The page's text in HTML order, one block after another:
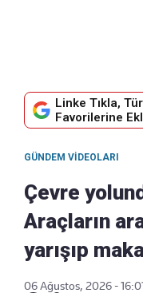
Linke Tıkla,
Favorilerine
GÜNDEM VIDEOLARI
Çevre
Araçların
yarışıp
06 Ağustos, 2026 -